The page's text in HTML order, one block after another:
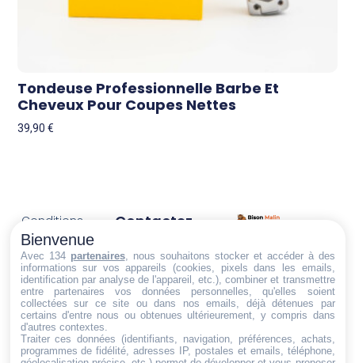
Tondeuse Professionnelle Barbe Et
Cheveux Pour Coupes Nettes
39,90€
Trouvez ce qu'il vous faut,
au bon endroit
Conditions
générales
de vente
Politique de
cookies
Politique de
confidentialité
Mentions
Contactez-
Email:
dt@sasbms.fr
Bienvenue
Avec 134 partenaires, nous souhaitons stocker et accéder à des
informations sur vos appareils (cookies, pixels dans les emails,
identification par analyse de l'appareil, etc.), combiner et transmettre
entre partenaires vos données personnelles, qu'elles soient
collectées sur ce site ou dans nos emails, déjà détenues par
certains d'entre nous ou obtenues ultérieurement, y compris dans
d'autres contextes.
Traiter ces données (identifiants, navigation, préférences, achats,
programmes de fidélité, adresses IP, postales et emails, téléphone,